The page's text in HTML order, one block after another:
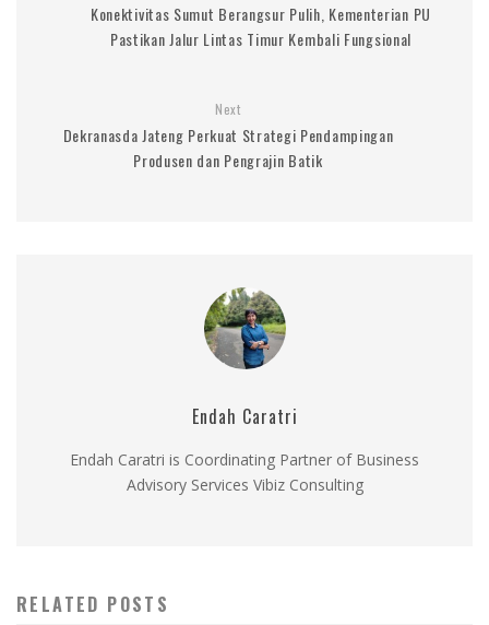
Konektivitas Sumut Berangsur Pulih, Kementerian PU
Pastikan Jalur Lintas Timur Kembali Fungsional
Next
Dekranasda Jateng Perkuat Strategi Pendampingan
Produsen dan Pengrajin Batik
Endah Caratri
Endah Caratri is Coordinating Partner of Business
Advisory Services Vibiz Consulting
RELATED POSTS